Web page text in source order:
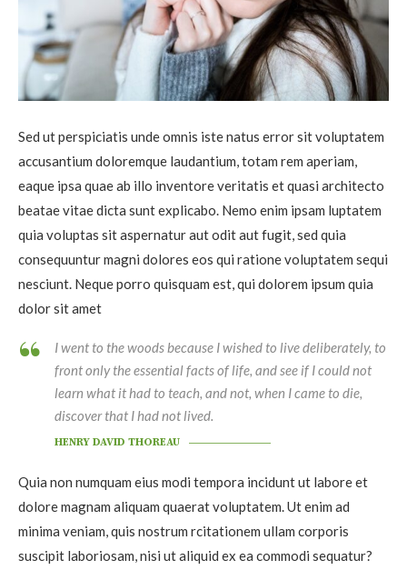
Sed ut perspiciatis unde omnis iste natus error sit voluptatem
accusantium doloremque laudantium, totam rem aperiam,
eaque ipsa quae ab illo inventore veritatis et quasi architecto
beatae vitae dicta sunt explicabo. Nemo enim ipsam luptatem
quia voluptas sit aspernatur aut odit aut fugit, sed quia
consequuntur magni dolores eos qui ratione voluptatem sequi
nesciunt. Neque porro quisquam est, qui dolorem ipsum quia
dolor sit amet
I went to the woods because I wished to live deliberately, to
front only the essential facts of life, and see if I could not
learn what it had to teach, and not, when I came to die,
discover that I had not lived.
HENRY DAVID THOREAU
Quia non numquam eius modi tempora incidunt ut labore et
dolore magnam aliquam quaerat voluptatem. Ut enim ad
minima veniam, quis nostrum rcitationem ullam corporis
suscipit laboriosam, nisi ut aliquid ex ea commodi sequatur?